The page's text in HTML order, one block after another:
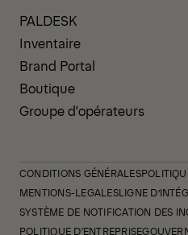
PALDESK
Inventaire
Brand Portal
Boutique
Groupe d'opérateurs
CONDITIONS GÉNÉRALES
MENTIONS-LEGALESLIGNE
SYSTÈME DE NOTIFICATION DES
POLITIQUE D'ENTREPRISE